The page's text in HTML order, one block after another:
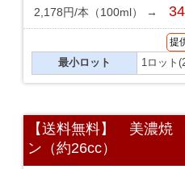
2,178円/本（100ml） →
提
最小ロット 1ロット
【送料無料】 美濃
ン（約26cc）